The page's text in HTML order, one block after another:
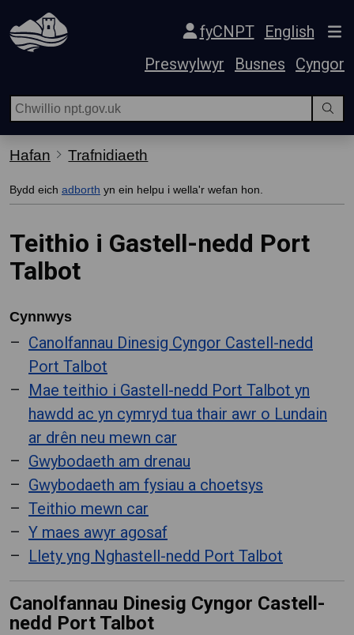
Hepgor gwe-lywio
fyCNPT
English
Preswylwyr
Busnes Cyngor
Hafan Trafnidiaeth
Bydd eich adborth yn ein helpu i wella'r wefan hon.
Teithio i Gastell-nedd Port
Talbot
Cynnwys
Canolfannau Dinesig Cyngor Castell-nedd
Port Talbot
Mae teithio i Gastell-nedd Port Talbot yn
hawdd ac yn cymryd tua thair awr o Lundain
ar drên neu mewn car
Gwybodaeth am drenau
Gwybodaeth am fysiau a choetsys
Teithio mewn car
Y maes awyr agosaf
Llety yng Nghastell-nedd Port Talbot
Canolfannau Dinesig Cyngor Castell-
nedd Port Talbot